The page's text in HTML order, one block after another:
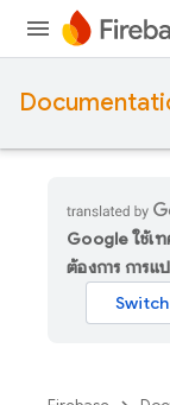
Google ใช้เ
ต้องการ การแ